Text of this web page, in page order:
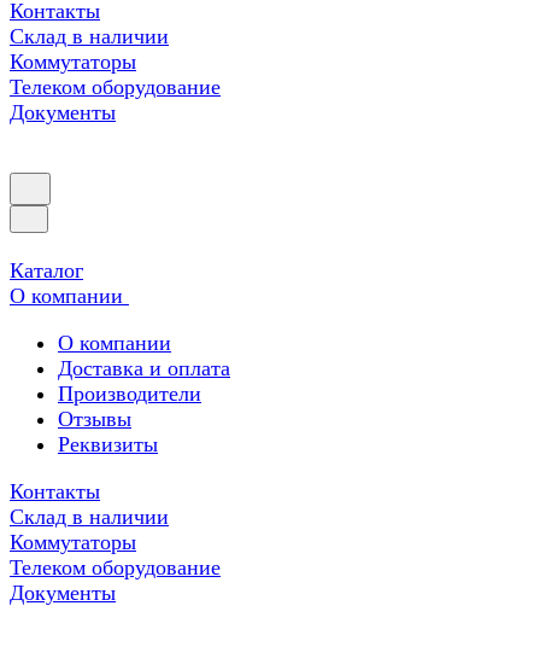
Контакты
Склад в наличии
Коммутаторы
Телеком оборудование
Документы
Каталог
О компании
О компании
Доставка и оплата
Производители
Отзывы
Реквизиты
Контакты
Склад в наличии
Коммутаторы
Телеком оборудование
Документы